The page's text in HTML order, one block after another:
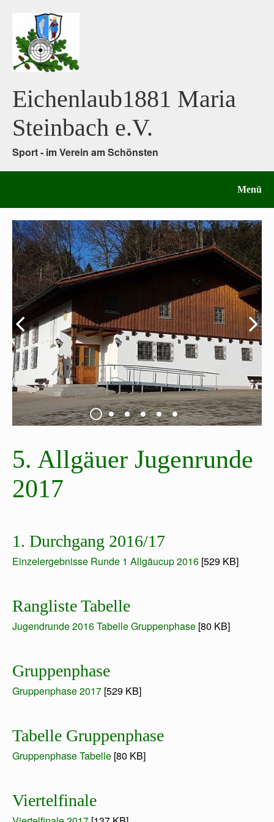
Eichenlaub1881 Maria
Steinbach e.V.
Sport - im Verein am Schönsten
Menü
5. Allgäuer Jugenrunde
2017
1. Durchgang 2016/17
Einzelergebnisse Runde 1 Allgäucup 2016 [529 KB]
Rangliste Tabelle
Jugendrunde 2016 Tabelle Gruppenphase [80 KB]
Gruppenphase
Gruppenphase 2017 [529 KB]
Tabelle Gruppenphase
Gruppenphase Tabelle [80 KB]
Viertelfinale